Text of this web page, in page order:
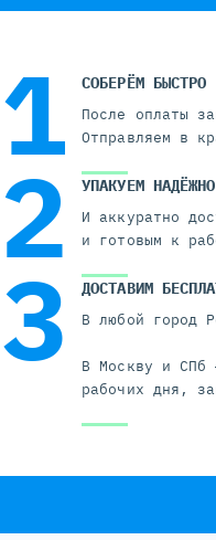
СОБЕРЁМ БЫСТРО
После оплаты
Отправляем в
УПАКУЕМ НАДЁЖНО
И аккуратно
и готовым к
ДОСТАВИМ
В любой город
В Москву и СПб
рабочих дня,